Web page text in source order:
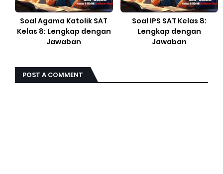
Soal Agama Katolik SAT
Kelas 8: Lengkap dengan
Jawaban
Soal IPS SAT Kelas 8:
Lengkap dengan
Jawaban
POST A COMMENT